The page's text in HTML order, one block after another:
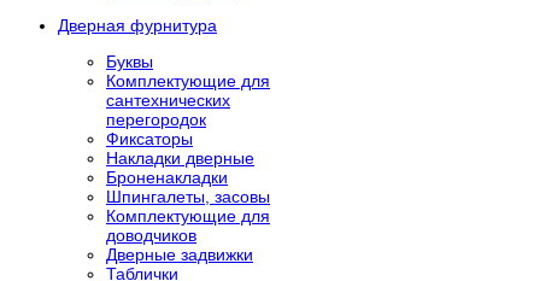
Дверная фурнитура
Буквы
Комплектующие для
сантехнических
перегородок
Фиксаторы
Накладки дверные
Броненакладки
Шпингалеты, засовы
Комплектующие для
доводчиков
Дверные задвижки
Таблички